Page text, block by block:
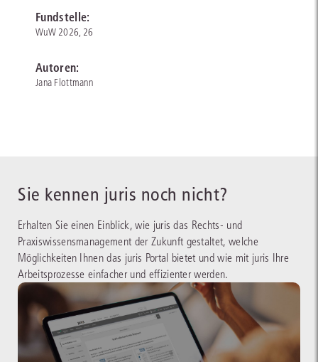
Fundstelle:
WuW 2026, 26
Autoren:
Jana Flottmann
Sie kennen juris noch nicht?
Erhalten Sie einen Einblick, wie juris das Rechts- und
Praxiswissensmanagement der Zukunft gestaltet, welche
Möglichkeiten Ihnen das juris Portal bietet und wie mit juris Ihre
Arbeitsprozesse einfacher und effizienter werden.